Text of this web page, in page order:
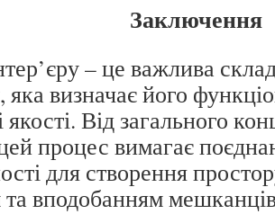
Заключення
– це важлива
визначає його
якості. Від загального
процес вимагає
для створення
вподобанням